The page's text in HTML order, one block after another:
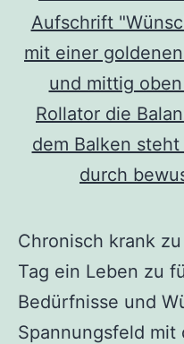
Chronisch krank
Tag ein Leben zu
Bedürfnisse und
Spannungsfeld mit